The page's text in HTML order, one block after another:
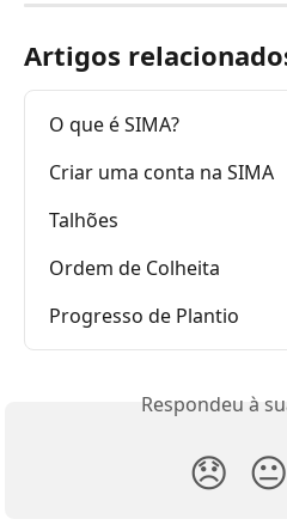
Artigos
O que é SIMA?
Criar uma conta na SIMA
Talhões
Ordem de Colheita
Progresso de Plantio
Respondeu à
😞 😐